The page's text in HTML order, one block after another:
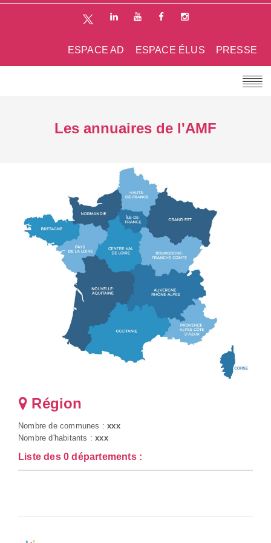
PRESSE
ESPACE ÉLUS
ESPACE AD
Les annuaires de l'AMF
Région
Nombre de communes :xxx
Nombre d'habitants :xxx
Liste des 0 départements :